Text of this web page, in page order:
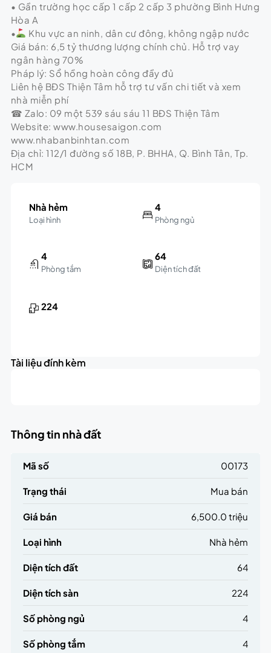
• Gần trường học cấp 1 cấp 2 cấp 3 phường Bình Hưng
Hòa A
•
Khu vực an ninh, dân cư đông, không ngập nước
Giá bán: 6,5 tỷ thương lượng chính chủ. Hỗ trợ vay
ngân hàng 70%
Pháp lý: Sổ hồng hoàn công đầy đủ
Liên hệ BĐS Thiện Tâm hỗ trợ tư vấn chi tiết và xem
nhà miễn phí
☎ Zalo: 09 một 539 sáu sáu 11 BĐS Thiện Tâm
Website: www.housesaigon.com
www.nhabanbinhtan.com
Địa chỉ: 112/1 đường số 18B, P. BHHA, Q. Bình Tân, Tp.
HCM
Nhà hẻm
Loại hình
4
Phòng ngủ
4
Phòng tắm
64
Diện tích đất
224
Tài liệu đính kèm
Thông tin nhà đất
Mã số 00173
Trạng thái Mua bán
Giá bán 6,500.0 triệu
Loại hình Nhà hẻm
Diện tích đất 64
Diện tích sàn 224
Số phòng ngủ 4
Số phòng tắm 4